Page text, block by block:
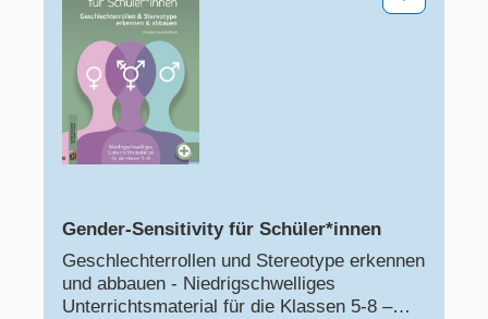
Gender-Sensitivity für Schüler*innen
Geschlechterrollen und Stereotype erkennen
und abbauen - Niedrigschwelliges
Unterrichtsmaterial für die Klassen 5-8 –